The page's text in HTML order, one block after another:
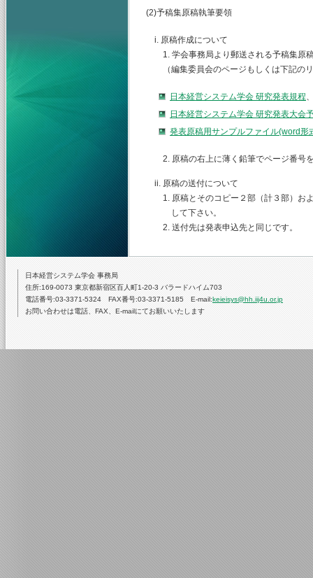
(2)予稿集原稿執筆要領
i. 原稿作成について
1. 学会事務局より郵送される予稿集原
（編集委員会のページもしくは下記の
日本経営システム学会 研究発表規程
日本経営システム学会 研究発表大会
発表原稿用サンプルファイル(word形
2. 原稿の右上に薄く鉛筆でページ番号
ii. 原稿の送付について
1. 原稿とそのコピー２部（計３部）お
して下さい。
2. 送付先は発表申込先と同じです。
日本経営システム学会 事務局
住所:169-0073 東京都新宿区百人町1-20-3 バラードハイム703
電話番号:03-3371-5324 FAX番号:03-3371-5185 E-mail:keieisys@hh.iij4u.or.jp
お問い合わせは電話、FAX、E-mailにてお願いいたします